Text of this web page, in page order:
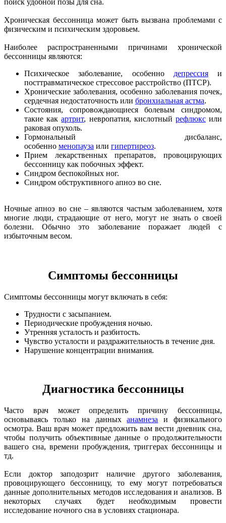
поиск удобной позы для сна.
Хроническая бессонница может быть вызвана проблемами с
физическим и психическим здоровьем.
Наиболее распространенными причинами хронической
бессонницы являются:
Психическое заболевание, особенно депрессияи
посттравматическое стрессовое расстройство (ПТСР).
Хронические заболевания, особенно заболевания почек,
сердечная недостаточность или бронхиальная астма.
Состояния, сопровождающиеся болевым синдромом,
такие какартрит, невропатия, кислотный рефлюксили
раковая опухоль.
Гормональный дисбаланс,
особенно менопауза или гипертиреоз.
Прием лекарственных препаратов, провоцирующих
бессонницу как побочных эффект.
Синдром беспокойных ног.
Синдром обструктивного апноэ во сне.
Ночные апноэ во сне – являются частым заболеванием, хотя
многие люди, страдающие от него, могут не знать о своей
болезни. Обычно это заболевание поражает людей с
избыточным весом.
Симптомы бессонницы
Симптомы бессонницы могут включать в себя:
Трудности с засыпанием.
Периодические пробуждения ночью.
Утренняя усталость и разбитость.
Чувство усталости и раздражительность в течение дня.
Нарушение концентрации внимания.
Диагностика бессонницы
Часто врач может определить причину бессонницы,
основываясь только на данныханамнеза и физикального
осмотра. Ваш врач может предложить вам вести дневник сна,
чтобы получить объективные данные о продолжительности
вашего сна, времени пробуждения, триггерах бессонницы и
тд.
Если доктор заподозрит наличие другого заболевания,
провоцирующего бессонницу, то ему могут потребоваться
данные дополнительных методов исследования и анализов. В
некоторых случаях будет необходимым провести
исследование ночного сна в условиях стационара.